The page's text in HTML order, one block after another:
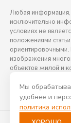
Все
Мы
удобнее и
политика
Любая информация,
исключительно
условиях не
положениями
изображения
объектов жилой и
решений,